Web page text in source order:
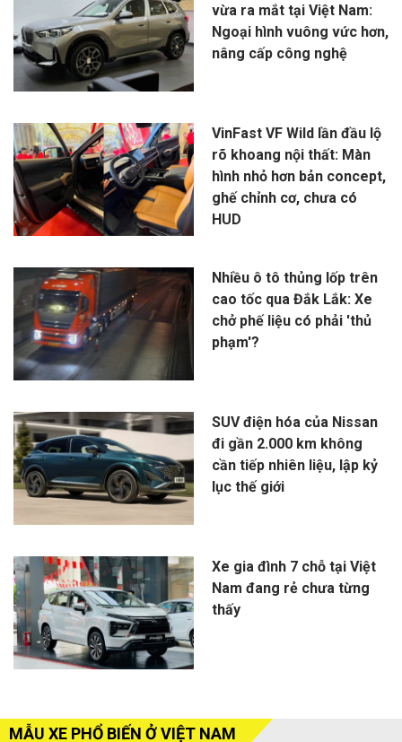
vừa ra mắt tại Việt Nam:
Ngoại hình vuông vức hơn,
nâng cấp công nghệ
VinFast VF Wild lần đầu lộ
rõ khoang nội thất: Màn
hình nhỏ hơn bản concept,
ghế chỉnh cơ, chưa có
HUD
Nhiều ô tô thủng lốp trên
cao tốc qua Đắk Lắk: Xe
chở phế liệu có phải 'thủ
phạm'?
SUV điện hóa của Nissan
đi gần 2.000 km không
cần tiếp nhiên liệu, lập kỷ
lục thế giới
Xe gia đình 7 chỗ tại Việt
Nam đang rẻ chưa từng
thấy
MẪU XE PHỔ BIẾN Ở VIỆT NAM